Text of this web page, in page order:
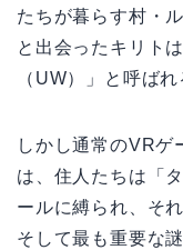
たちが暮らす村・
と出会ったキリト
（UW）」と呼ば
しかし通常のVRゲ
は、住人たちは「
ールに縛られ、そ
そして最も重要な